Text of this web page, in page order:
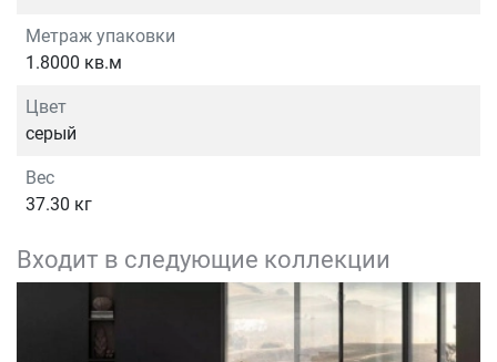
Метраж упаковки
1.8000 кв.м
Цвет
серый
Вес
37.30 кг
Входит в следующие коллекции